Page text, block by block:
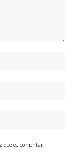
que eu comentar.